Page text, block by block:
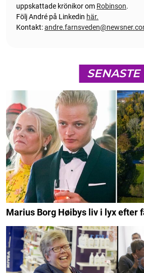
uppskattade krönikor om Robinson.
Följ André på Linkedin här.
Kontakt:
SENASTE
Marius Borg Høibys liv i lyx efter